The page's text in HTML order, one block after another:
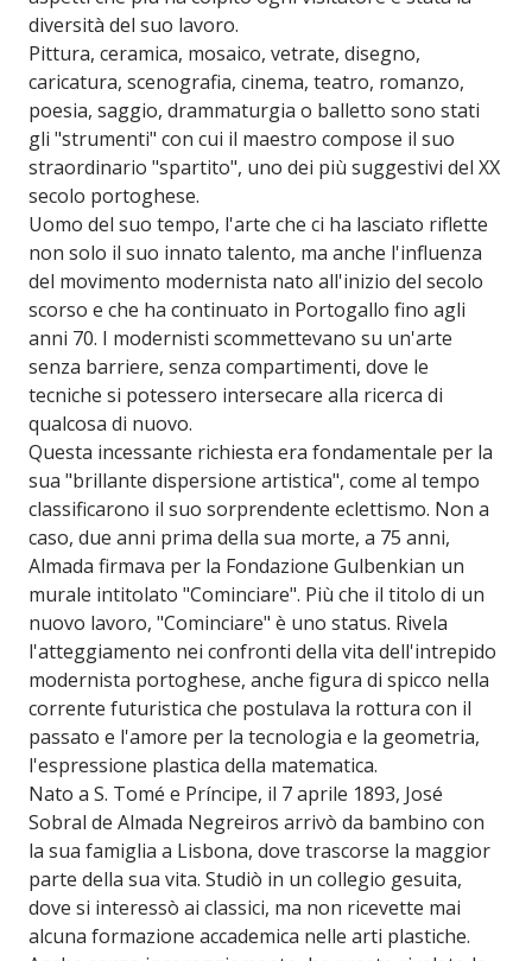
diversità del suo lavoro.
Pittura, ceramica, mosaico, vetrate, disegno,
caricatura, scenografia, cinema, teatro, romanzo,
poesia, saggio, drammaturgia o balletto sono stati
gli "strumenti" con cui il maestro compose il suo
straordinario "spartito", uno dei più suggestivi del XX
secolo portoghese.
Uomo del suo tempo, l'arte che ci ha lasciato riflette
non solo il suo innato talento, ma anche l'influenza
del movimento modernista nato all'inizio del secolo
scorso e che ha continuato in Portogallo fino agli
anni 70. I modernisti scommettevano su un'arte
senza barriere, senza compartimenti, dove le
tecniche si potessero intersecare alla ricerca di
qualcosa di nuovo.
Questa incessante richiesta era fondamentale per la
sua "brillante dispersione artistica", come al tempo
classificarono il suo sorprendente eclettismo. Non a
caso, due anni prima della sua morte, a 75 anni,
Almada firmava per la Fondazione Gulbenkian un
murale intitolato "Cominciare". Più che il titolo di un
nuovo lavoro, "Cominciare" è uno status. Rivela
l'atteggiamento nei confronti della vita dell'intrepido
modernista portoghese, anche figura di spicco nella
corrente futuristica che postulava la rottura con il
passato e l'amore per la tecnologia e la geometria,
l'espressione plastica della matematica.
Nato a S. Tomé e Príncipe, il 7 aprile 1893, José
Sobral de Almada Negreiros arrivò da bambino con
la sua famiglia a Lisbona, dove trascorse la maggior
parte della sua vita. Studiò in un collegio gesuita,
dove si interessò ai classici, ma non ricevette mai
alcuna formazione accademica nelle arti plastiche.